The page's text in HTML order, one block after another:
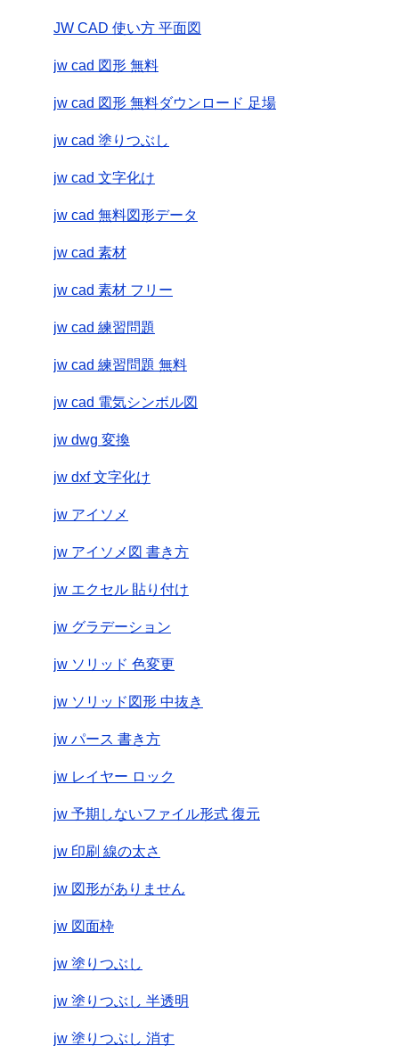
JW CAD 使い方 平面図
jw cad 図形 無料
jw cad 図形 無料ダウンロード 足場
jw cad 塗りつぶし
jw cad 文字化け
jw cad 無料図形データ
jw cad 素材
jw cad 素材 フリー
jw cad 練習問題
jw cad 練習問題 無料
jw cad 電気シンボル図
jw dwg 変換
jw dxf 文字化け
jw アイソメ
jw アイソメ図 書き方
jw エクセル 貼り付け
jw グラデーション
jw ソリッド 色変更
jw ソリッド図形 中抜き
jw パース 書き方
jw レイヤー ロック
jw 予期しないファイル形式 復元
jw 印刷 線の太さ
jw 図形がありません
jw 図面枠
jw 塗りつぶし
jw 塗りつぶし 半透明
jw 塗りつぶし 消す